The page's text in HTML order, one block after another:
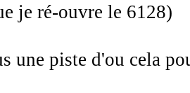
je ré-ouvre le 6128)
une piste d'ou cela